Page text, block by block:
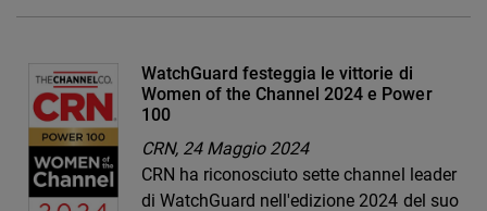
WatchGuard festeggia le vittorie di
Women of the Channel 2024 e Power
100
CRN, 24 Maggio 2024
CRN ha riconosciuto sette channel leader
di WatchGuard nell'edizione 2024 del suo